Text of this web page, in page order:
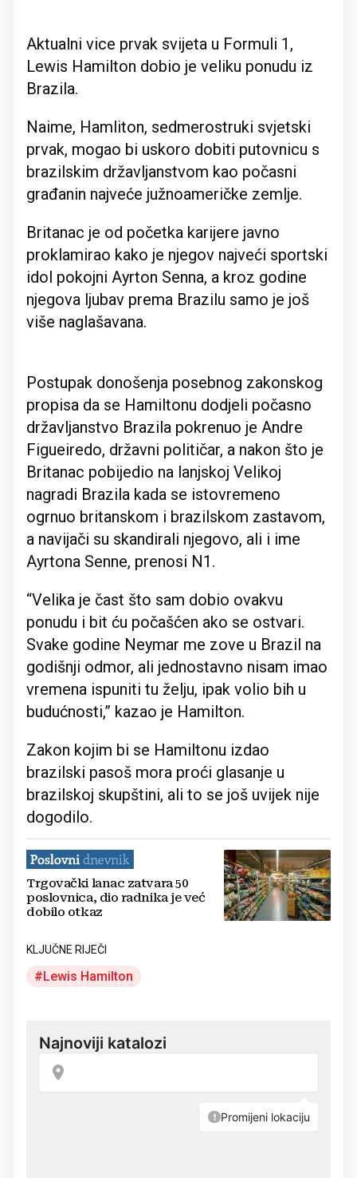
Aktualni vice prvak svijeta u Formuli 1,
Lewis Hamilton dobio je veliku ponudu iz
Brazila.
Naime, Hamliton, sedmerostruki svjetski
prvak, mogao bi uskoro dobiti putovnicu s
brazilskim državljanstvom kao počasni
građanin najveće južnoameričke zemlje.
Britanac je od početka karijere javno
proklamirao kako je njegov najveći sportski
idol pokojni Ayrton Senna, a kroz godine
njegova ljubav prema Brazilu samo je još
više naglašavana.
Postupak donošenja posebnog zakonskog
propisa da se Hamiltonu dodjeli počasno
državljanstvo Brazila pokrenuo je Andre
Figueiredo, državni političar, a nakon što je
Britanac pobijedio na lanjskoj Velikoj
nagradi Brazila kada se istovremeno
ogrnuo britanskom i brazilskom zastavom,
a navijači su skandirali njegovo, ali i ime
Ayrtona Senne, prenosi N1.
“Velika je čast što sam dobio ovakvu
ponudu i bit ću počašćen ako se ostvari.
Svake godine Neymar me zove u Brazil na
godišnji odmor, ali jednostavno nisam imao
vremena ispuniti tu želju, ipak volio bih u
budućnosti,” kazao je Hamilton.
Zakon kojim bi se Hamiltonu izdao
brazilski pasoš mora proći glasanje u
brazilskoj skupštini, ali to se još uvijek nije
dogodilo.
Trgovački lanac zatvara 50
poslovnica, dio radnika je već
dobilo otkaz
KLJUČNE RIJEČI
Lewis Hamilton